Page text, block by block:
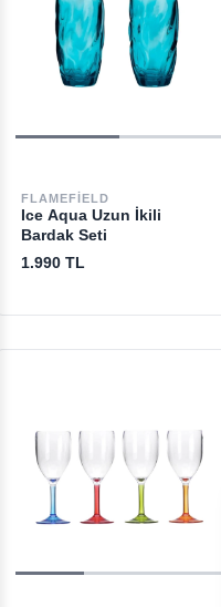
FLAMEFIELD
Ice Aqua Uzun İkili
Bardak Seti
1.990 TL